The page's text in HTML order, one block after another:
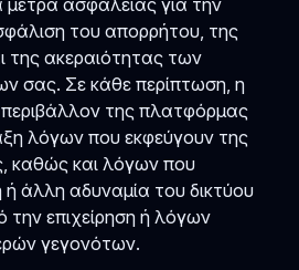
μέτρα ασφαλείας για την
του απορρήτου, της
της ακεραιότητας των
σας. Σε κάθε περίπτωση, η
της πλατφόρμας
λόγων που εκφεύγουν της
καθώς και λόγων που
ή άλλη αδυναμία του δικτύου
την επιχείρηση ή λόγων
γεγονότων.